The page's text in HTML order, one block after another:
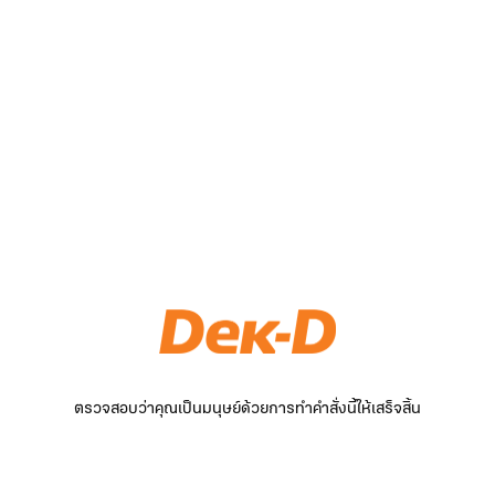
ตรวจสอบว่าคุณเป็นมนุษย์ด้วยการทำคำสั่งนี้ให้เสร็จสิ้น